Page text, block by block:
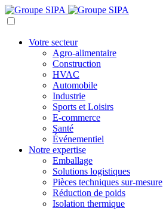
Votre secteur
Agro-alimentaire
Construction
HVAC
Automobile
Industrie
Sports et Loisirs
E-commerce
Santé
Événementiel
Notre expertise
Emballage
Solutions logistiques
Pièces techniques sur-mesure
Réduction de poids
Isolation thermique